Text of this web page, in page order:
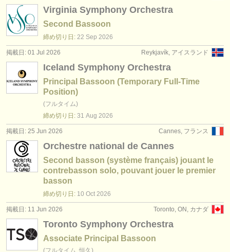
Virginia Symphony Orchestra
Second Bassoon
締め切り日: 22 Sep 2026
Reykjavík, アイスランド
掲載日: 01 Jul 2026
Iceland Symphony Orchestra
Principal Bassoon (Temporary Full-Time
Position)
(フルタイム)
締め切り日: 31 Aug 2026
Cannes, フランス
掲載日: 25 Jun 2026
Orchestre national de Cannes
Second basson (système français) jouant le
contrebasson solo, pouvant jouer le premier
basson
締め切り日: 10 Oct 2026
Toronto, ON, カナダ
掲載日: 11 Jun 2026
Toronto Symphony Orchestra
Associate Principal Bassoon
(フルタイム, 恒久)